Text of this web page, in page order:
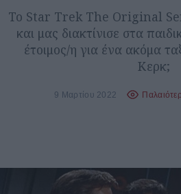
Το Star Trek The Original
και μας διακτίνισε στα
έτοιμος/η για ένα ακόμα
Κερκ;
9 Μαρτίου 2022